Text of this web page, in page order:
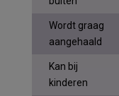
Wordt graag
aangehaald
Kan bij
kinderen